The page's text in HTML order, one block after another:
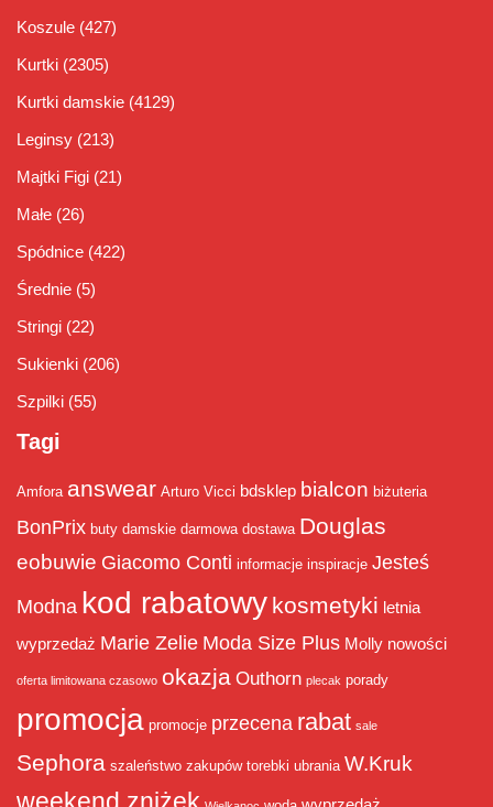
Koszule (427)
Kurtki (2305)
Kurtki damskie (4129)
Leginsy (213)
Majtki Figi (21)
Małe (26)
Spódnice (422)
Średnie (5)
Stringi (22)
Sukienki (206)
Szpilki (55)
Tagi
Amfora answear Arturo Vicci bdsklep bialcon biżuteria
BonPrix buty damskie darmowa dostawa Douglas
eobuwie Giacomo Conti informacje inspiracje Jesteś
Modna kod rabatowy kosmetyki letnia
wyprzedaż Marie Zelie Moda Size Plus Molly nowości
oferta limitowana czasowo okazja Outhorn plecak porady
promocja promocje przecena rabat sale
Sephora szaleństwo zakupów torebki ubrania W.Kruk